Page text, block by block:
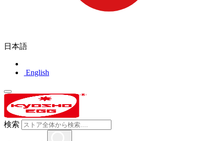
日本語
English
検索